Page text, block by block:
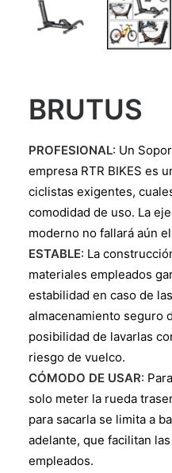
BRUTUS
PROFESIONAL: Un
empresa RTR BIKES es
ciclistas exigentes,
comodidad de uso. La
moderno no fallará aún
ESTABLE: La
materiales empleados
estabilidad en caso de
almacenamiento seguro
posibilidad de lavarlas
riesgo de vuelco.
CÓMODO DE USAR:
solo meter la rueda
para sacarla se limita a
adelante, que facilitan
empleados.